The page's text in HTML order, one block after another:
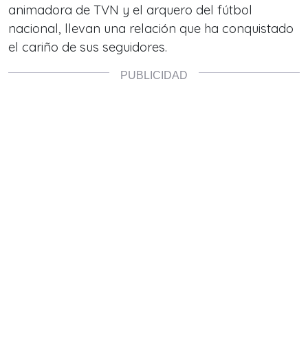
animadora de TVN y el arquero del fútbol
nacional, llevan una relación que ha conquistado
el cariño de sus seguidores.